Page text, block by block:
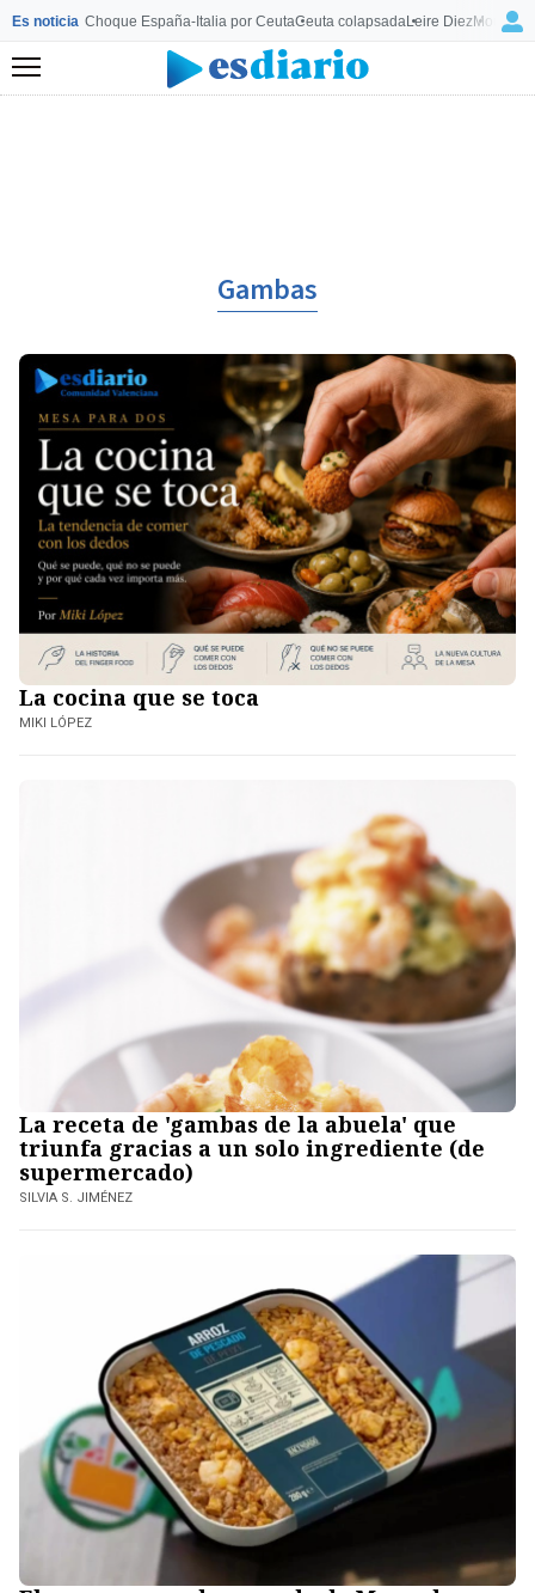
Es noticia Choque España-Italia por CeutaCeuta colapsadaLeire Diez
Menú
Gambas
La cocina que se toca
MIKI LÓPEZ
La receta de 'gambas de la abuela' que
triunfa gracias a un solo ingrediente (de
supermercado)
SILVIA S. JIMÉNEZ